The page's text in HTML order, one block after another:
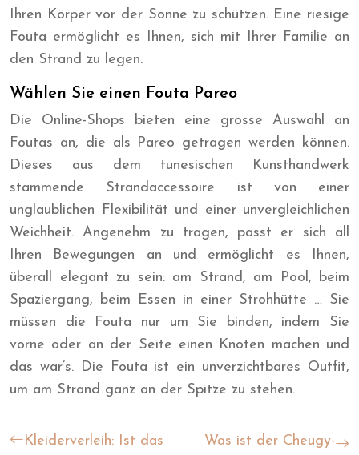
Ihren Körper vor der Sonne zu schützen. Eine riesige
Fouta ermöglicht es Ihnen, sich mit Ihrer Familie an
den Strand zu legen.
Wählen Sie einen Fouta Pareo
Die Online-Shops bieten eine grosse Auswahl an
Foutas an, die als Pareo getragen werden können.
Dieses aus dem tunesischen Kunsthandwerk
stammende Strandaccessoire ist von einer
unglaublichen Flexibilität und einer unvergleichlichen
Weichheit. Angenehm zu tragen, passt er sich all
Ihren Bewegungen an und ermöglicht es Ihnen,
überall elegant zu sein: am Strand, am Pool, beim
Spaziergang, beim Essen in einer Strohhütte … Sie
müssen die Fouta nur um Sie binden, indem Sie
vorne oder an der Seite einen Knoten machen und
das war’s. Die Fouta ist ein unverzichtbares Outfit,
um am Strand ganz an der Spitze zu stehen.
Kleiderverleih: Ist das
Was ist der Cheugy-